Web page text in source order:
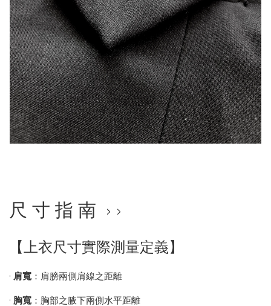
尺 寸 指 南 › ›
【上衣尺寸實際測量定義】
• 肩寬 ：肩膀兩側肩線之距離
• 胸寬 ：胸部之腋下兩側水平距離